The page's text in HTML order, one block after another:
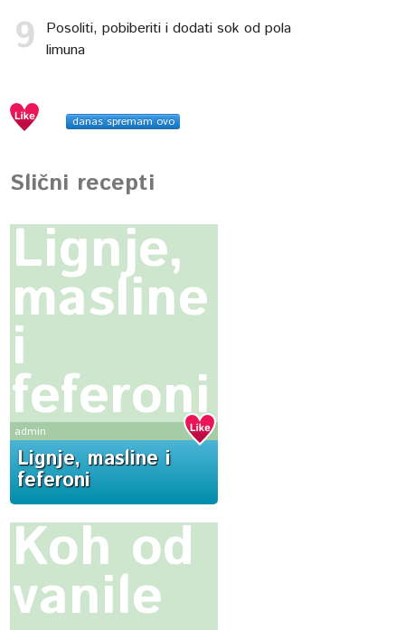
Posoliti, pobiberiti i dodati sok od pola
limuna
danas spremam ovo
Slični recepti
Lignje,
masline
i
feferoni
admin
Lignje, masline i
feferoni
Koh od
vanile